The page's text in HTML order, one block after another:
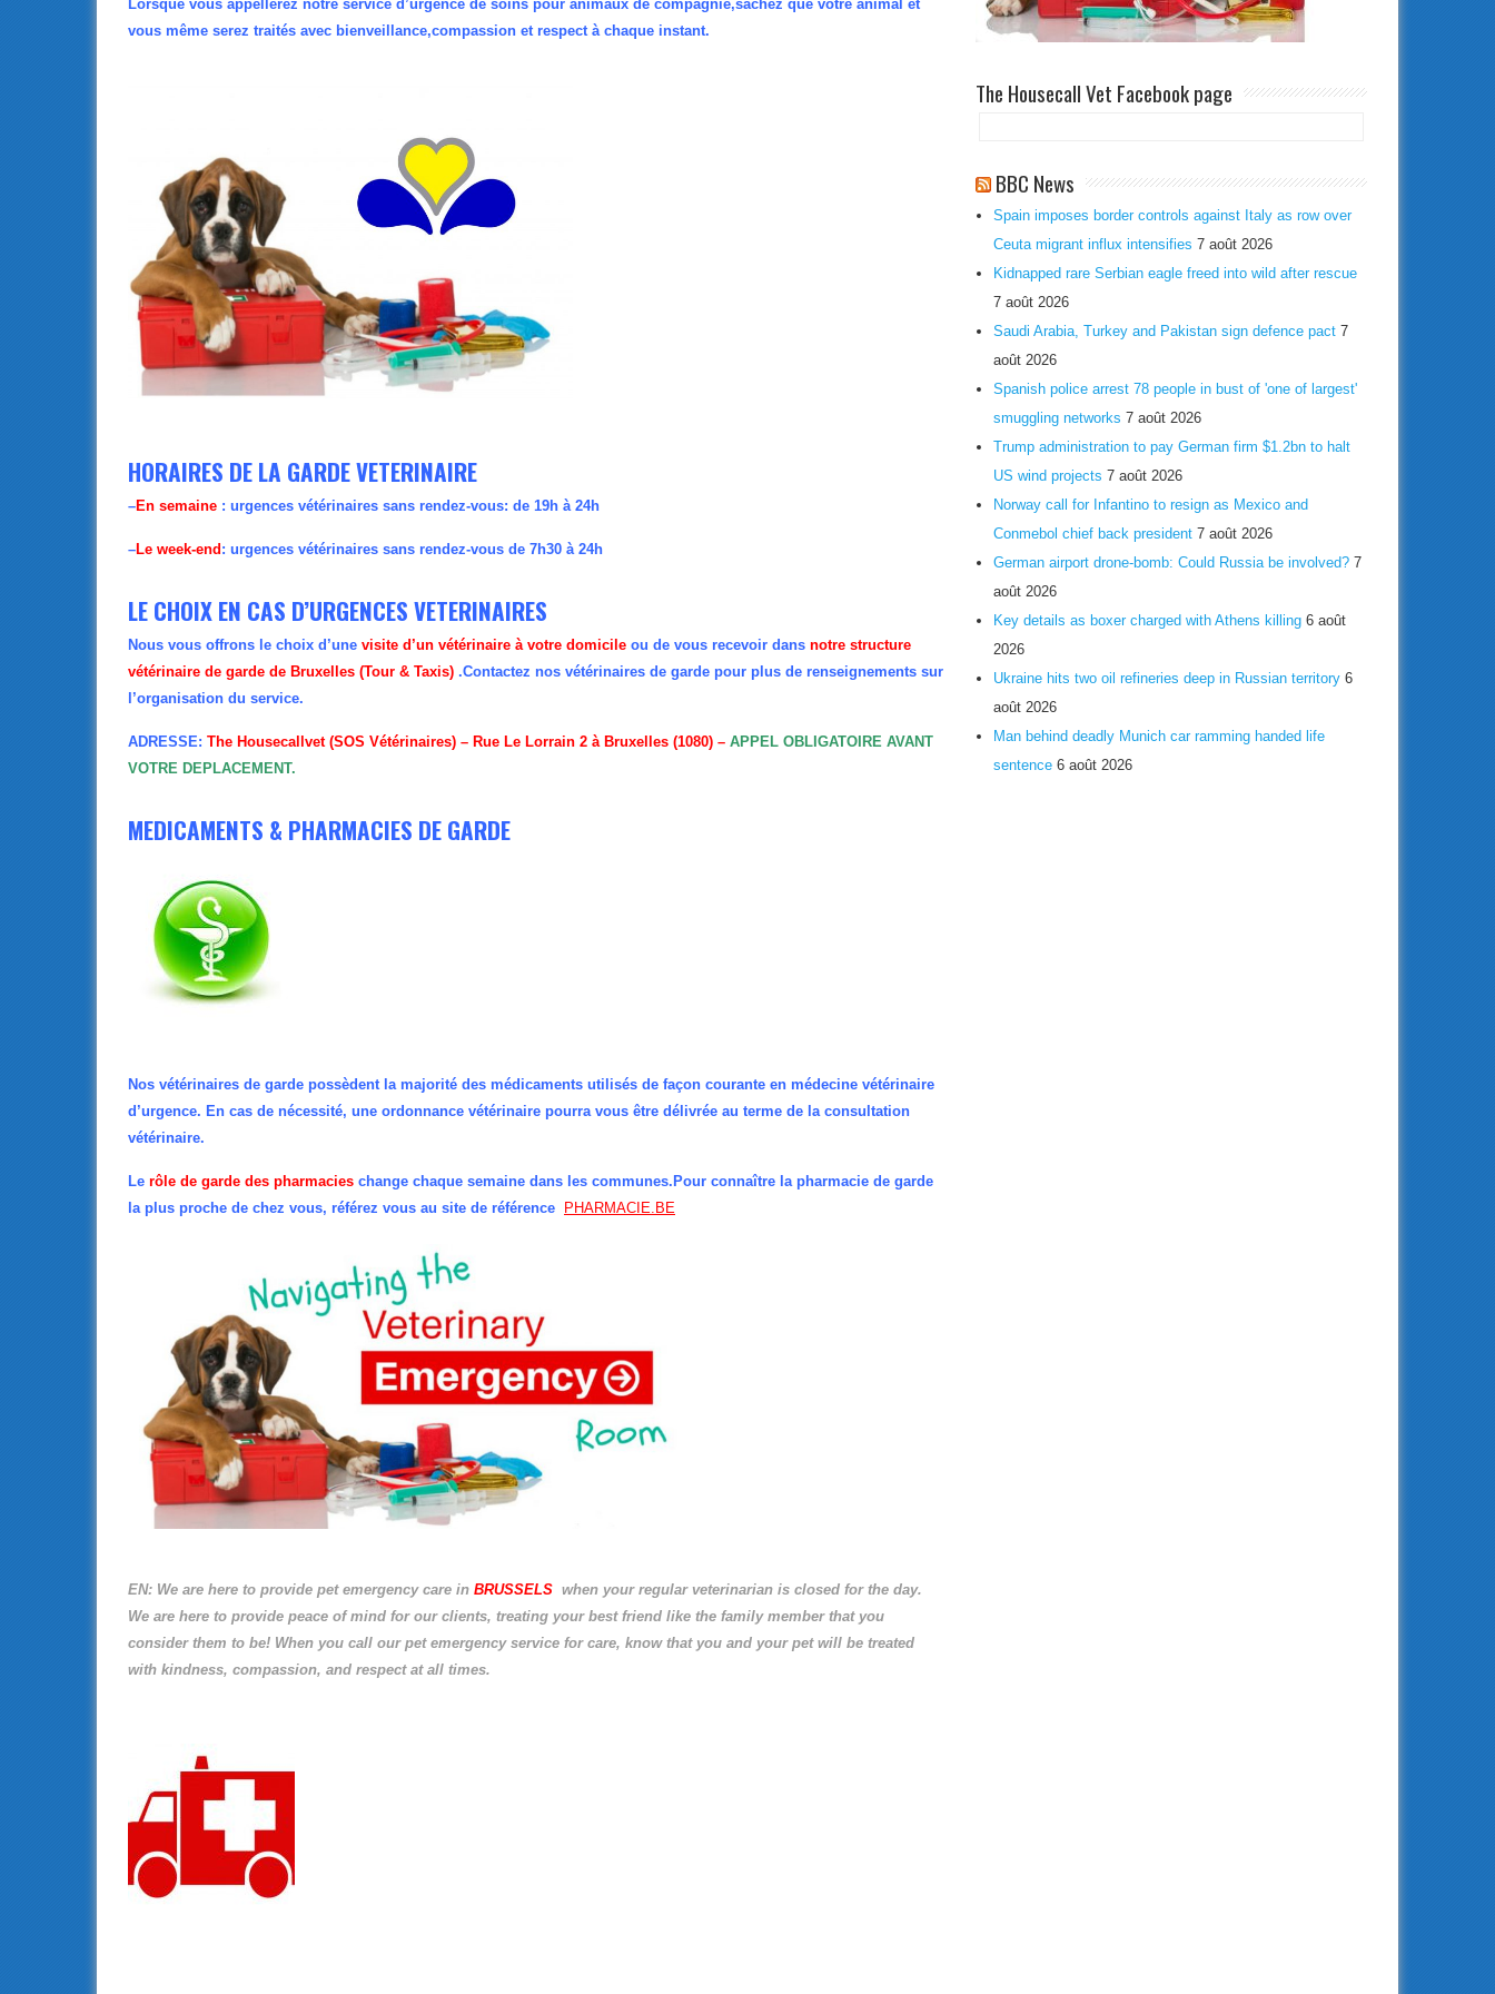
Lorsque vous appellerez notre service d’urgence de soins pour animaux de compagnie,sachez que votre animal et
vous même serez traités avec bienveillance,compassion et respect à chaque instant.
HORAIRES DE LA GARDE VETERINAIRE
–En semaine : urgences vétérinaires sans rendez-vous: de 19h à 24h
–Le week-end : urgences vétérinaires sans rendez-vous de 7h30 à 24h
LE CHOIX EN CAS D’URGENCES VETERINAIRES
Nous vous offrons le choix d’une visite d’un vétérinaire à votre domicile ou de vous recevoir dans notre structure
vétérinaire de garde de Bruxelles (Tour & Taxis) .Contactez nos vétérinaires de garde pour plus de renseignements sur
l’organisation du service.
ADRESSE: The Housecallvet (SOS Vétérinaires) – Rue Le Lorrain 2 à Bruxelles (1080) – APPEL OBLIGATOIRE AVANT
VOTRE DEPLACEMENT.
MEDICAMENTS & PHARMACIES DE GARDE
Nos vétérinaires de garde possèdent la majorité des médicaments utilisés de façon courante en médecine vétérinaire
d’urgence. En cas de nécessité, une ordonnance vétérinaire pourra vous être délivrée au terme de la consultation
vétérinaire.
Le rôle de garde des pharmacies change chaque semaine dans les communes.Pour connaître la pharmacie de garde
la plus proche de chez vous, référez vous au site de référence
PHARMACIE.BE
EN: We are here to provide pet emergency care in BRUSSELS when your regular veterinarian is closed for the day.
We are here to provide peace of mind for our clients, treating your best friend like the family member that you
consider them to be! When you call our pet emergency service for care, know that you and your pet will be treated
with kindness, compassion, and respect at all times.
The Housecall Vet Facebook page
BBC News
Spain imposes border controls against Italy as row over
Ceuta migrant influx intensifies 7 août 2026
Kidnapped rare Serbian eagle freed into wild after rescue
7 août 2026
Saudi Arabia, Turkey and Pakistan sign defence pact 7
août 2026
Spanish police arrest 78 people in bust of 'one of largest'
smuggling networks 7 août 2026
Trump administration to pay German firm $1.2bn to halt
US wind projects 7 août 2026
Norway call for Infantino to resign as Mexico and
Conmebol chief back president 7 août 2026
German airport drone-bomb: Could Russia be involved? 7
août 2026
Key details as boxer charged with Athens killing 6 août
2026
Ukraine hits two oil refineries deep in Russian territory 6
août 2026
Man behind deadly Munich car ramming handed life
sentence 6 août 2026